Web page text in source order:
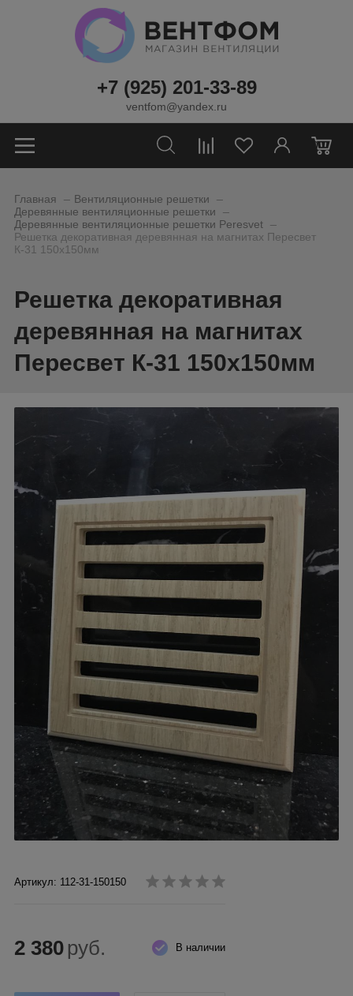
+7 (925) 201-33-89
ventfom@yandex.ru
0
Главная Вентиляционные решетки
Деревянные вентиляционные решетки
Деревянные вентиляционные решетки Peresvet
Решетка декоративная деревянная на магнитах Пересвет
К-31 150х150мм
Решетка декоративная
деревянная на магнитах
Пересвет К-31 150х150мм
Артикул: 112-31-150150
В наличии
2 380 руб.